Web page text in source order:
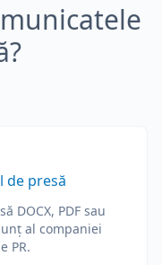
de presă
DOCX, PDF sau
al companiei
PR.